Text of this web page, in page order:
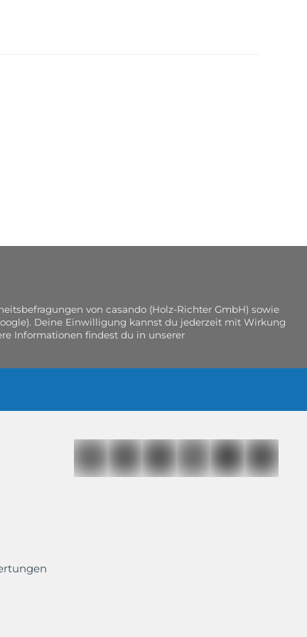
von casando (Holz-Richter GmbH) sowie
Deine Einwilligung kannst du jederzeit mit Wirkung
Informationen findest du in unserer